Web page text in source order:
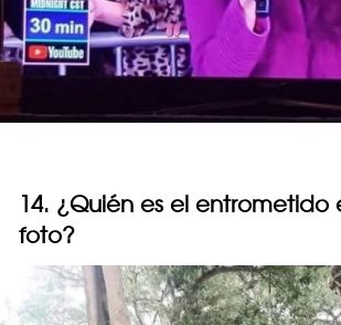
14. ¿Quién es el entrometido
foto?